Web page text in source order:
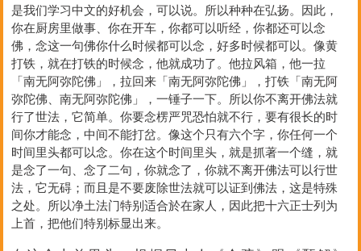
是我们学习中文的好机会，可以说。所以种种在弘扬。因此，
你在厨房里做事、你在开车，你都可以听经，你都还可以念
佛，念这一句佛你什么时候都可以念，好多时候都可以。像黄
打铁，就在打铁的时候念，他就成功了。他拉风箱，他一拉
「南无阿弥陀佛」，拉回来「南无阿弥陀佛」，打铁「南无阿
弥陀佛、南无阿弥陀佛」，一锤子一下。所以你不离开佛法就
行了世法，它简单。你要念楞严咒恐怕就不行，要有很长的时
间你才能念，中间不能打岔。像这个只有六个字，你任何一个
时间里头都可以念。你在这个时间里头，就是抓著一个缝，就
是念了一句、念了二句，你就念了，你就不离开佛法可以行世
法，它无碍；而且是不要废除世法就可以证到佛法，这是特殊
之处。所以净土法门特别适合於在家人，因此把十六正士列为
上首，把他们特别标显出来。